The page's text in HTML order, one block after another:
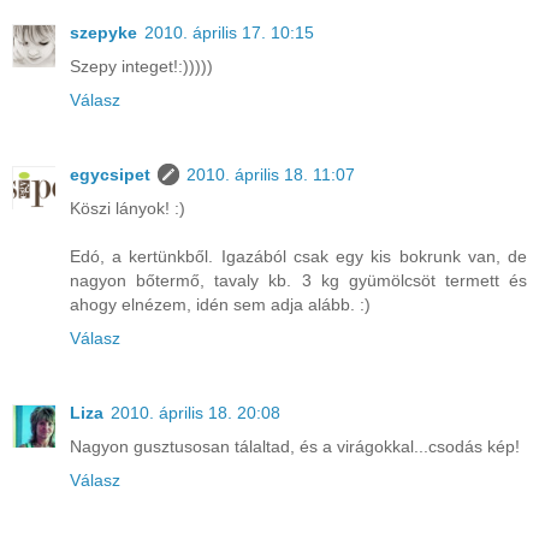
szepyke 2010. április 17. 10:15
Szepy integet!:)))))
Válasz
egycsipet
2010. április 18. 11:07
Köszi lányok! :)
Edó, a kertünkből. Igazából csak egy kis bokrunk van, de
nagyon bőtermő, tavaly kb. 3 kg gyümölcsöt termett és
ahogy elnézem, idén sem adja alább. :)
Válasz
Liza 2010. április 18. 20:08
Nagyon gusztusosan tálaltad, és a virágokkal...csodás kép!
Válasz